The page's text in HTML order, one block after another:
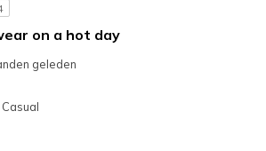
Feels half size too big
on a hot day
geleden
Casual